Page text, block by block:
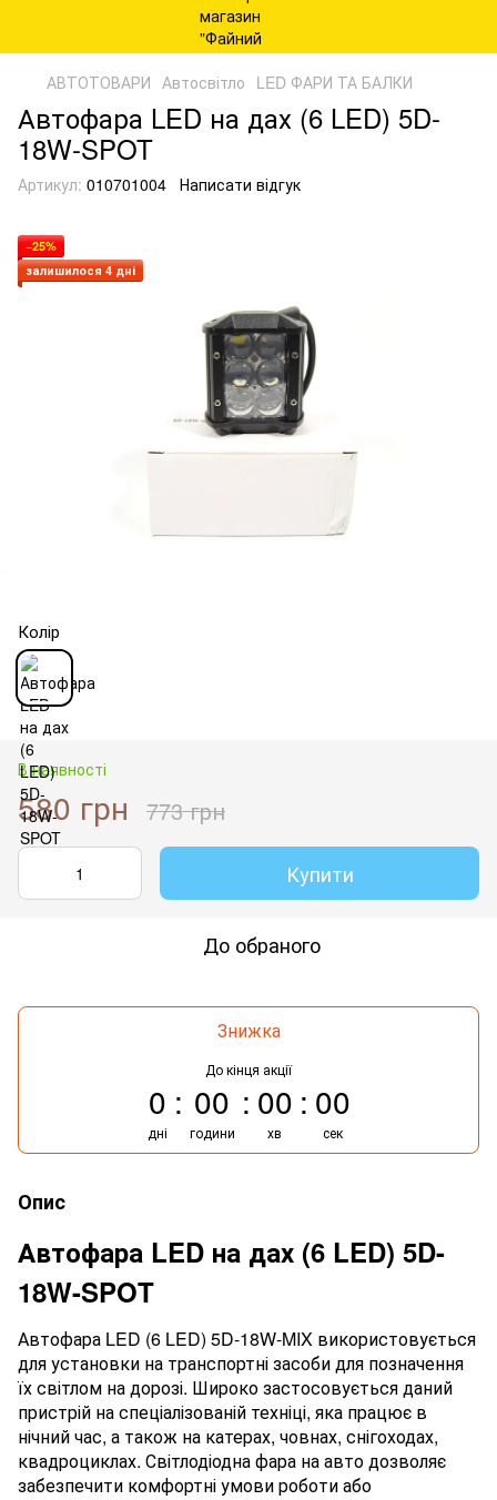
АВТОТОВАРИ Автосвітло LED ФАРИ ТА БАЛКИ
Автофара LED на дах (6 LED) 5D-
18W-SPOT
Артикул: 010701004 Написати відгук
−25%
залишилося 4 дні
Колір
В наявності
580 грн 773 грн
Купити
До обраного
Знижка
До кінця акції
0
дні
00
години
00
хв
00
сек
Опис
Автофара LED на дах (6 LED) 5D-
18W-SPOT
Автофара LED (6 LED) 5D-18W-MIX використовується
для установки на транспортні засоби для позначення
їх світлом на дорозі. Широко застосовується даний
пристрій на спеціалізованій техніці, яка працює в
нічний час, а також на катерах, човнах, снігоходах,
квадроциклах. Світлодіодна фара на авто дозволяє
забезпечити комфортні умови роботи або